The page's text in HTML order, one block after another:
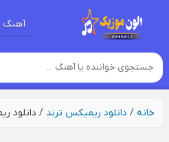
آهنگ
خانه/ دانلود ریمیکس ترند / دانلود